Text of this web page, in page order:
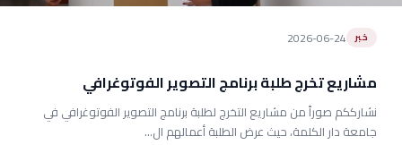
خبر 2026-06-24
مشاريع تخرج طلبة برنامج التصوير الفوتوغرافي
نشارككم صوراً من مشاريع التخرج لطلبة برنامج التصوير الفوتوغرافي في
جامعة دار الكلمة، حيث عرض الطلبة أعمالهم ال...